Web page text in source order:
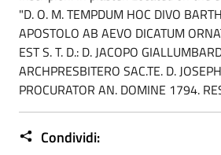
"D. O. M. TEMPDUM HOC DIVO
APOSTOLO AB AEVO DICATUM
EST S. T. D.: D. JACOPO
ARCHPRESBITERO SAC.TE. D.
PROCURATOR AN. DOMINE 1794.
Condividi: